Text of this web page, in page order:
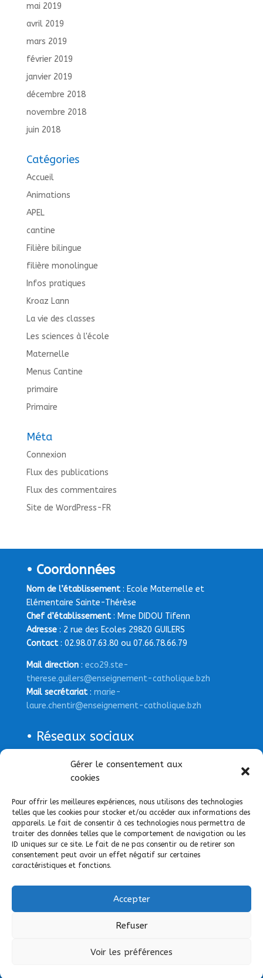
Gérer le consentement aux
cookies
Pour offrir les meilleures expériences, nous utilisons des technologies
telles que les cookies pour stocker et/ou accéder aux informations des
appareils. Le fait de consentir à ces technologies nous permettra de
traiter des données telles que le comportement de navigation ou les
ID uniques sur ce site. Le fait de ne pas consentir ou de retirer son
consentement peut avoir un effet négatif sur certaines
caractéristiques et fonctions.
Accepter
Refuser
Voir les préférences
mai 2019
avril 2019
mars 2019
février 2019
janvier 2019
décembre 2018
novembre 2018
juin 2018
Catégories
Accueil
Animations
APEL
cantine
Filière bilingue
filière monolingue
Infos pratiques
Kroaz Lann
La vie des classes
Les sciences à l'école
Maternelle
Menus Cantine
primaire
Primaire
Méta
Connexion
Flux des publications
Flux des commentaires
Site de WordPress-FR
• Coordonnées
Nom de l’établissement: Ecole Maternelle et
Elémentaire Sainte-Thérèse
Chef d’établissement: Mme DIDOU Tifenn
Adresse: 2 rue des Ecoles 29820 GUILERS
Contact: 02.98.07.63.80 ou 07.66.78.66.79
Mail direction: eco29.ste-
therese.guilers@enseignement-catholique.bzh
Mail secrétariat: marie-
laure.chentir@enseignement-catholique.bzh
• Réseaux sociaux
Page Facebook